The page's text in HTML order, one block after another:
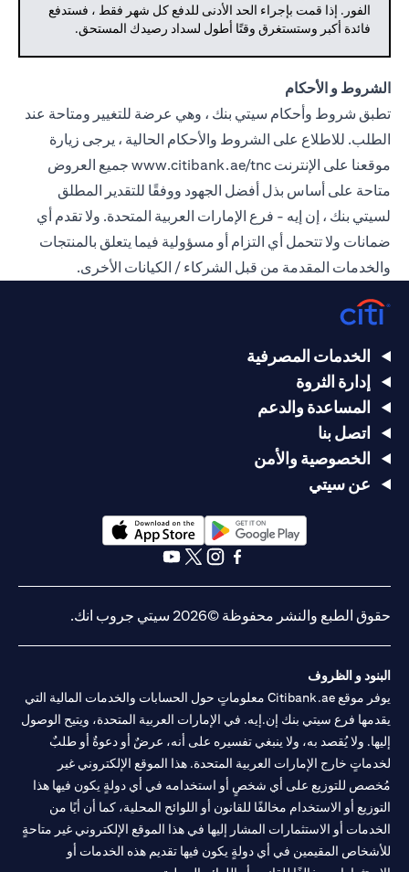
الفور. إذا قمت بإجراء الحد الأدنى للدفع كل شهر فقط ، فستدفع
فائدة أكبر وستستغرق وقتًا أطول لسداد رصيدك المستحق.
الشروط و الأحكام
تطبق شروط وأحكام سيتي بنك ، وهي عرضة للتغيير ومتاحة عند
الطلب. للاطلاع على الشروط والأحكام الحالية ، يرجى زيارة
موقعنا على الإنترنت www.citibank.ae/tnc جميع العروض
متاحة على أساس بذل أفضل الجهود ووفقًا للتقدير المطلق
لسيتي بنك ، إن إيه - فرع الإمارات العربية المتحدة. ولا تقدم أي
ضمانات ولا تتحمل أي التزام أو مسؤولية فيما يتعلق بالمنتجات
والخدمات المقدمة من قبل الشركاء / الكيانات الأخرى.
الخدمات المصرفية
إدارة الثروة
المساعدة والدعم
اتصل بنا
الخصوصية والأمن
عن سيتي
opens in a new tab
opens in a new tab
حقوق الطبع والنشر محفوظة ©2026 سيتي جروب انك.
البنود و الظروف
يوفر موقع Citibank.ae معلوماتٍ حول الحسابات والخدمات المالية التي
يقدمها فرع سيتي بنك إن.إيه. في الإمارات العربية المتحدة، ويتيح الوصول
إليها. ولا يُقصد به، ولا ينبغي تفسيره على أنه، عرضٌ أو دعوةٌ أو طلبٌ
لخدماتٍ خارج الإمارات العربية المتحدة. هذا الموقع الإلكتروني غير
مُخصص للتوزيع على أي شخصٍ أو استخدامه في أي دولةٍ يكون فيها هذا
التوزيع أو الاستخدام مخالفًا للقانون أو اللوائح المحلية، كما أن أيًا من
الخدمات أو الاستثمارات المشار إليها في هذا الموقع الإلكتروني غير متاحةٍ
للأشخاص المقيمين في أي دولةٍ يكون فيها تقديم هذه الخدمات أو